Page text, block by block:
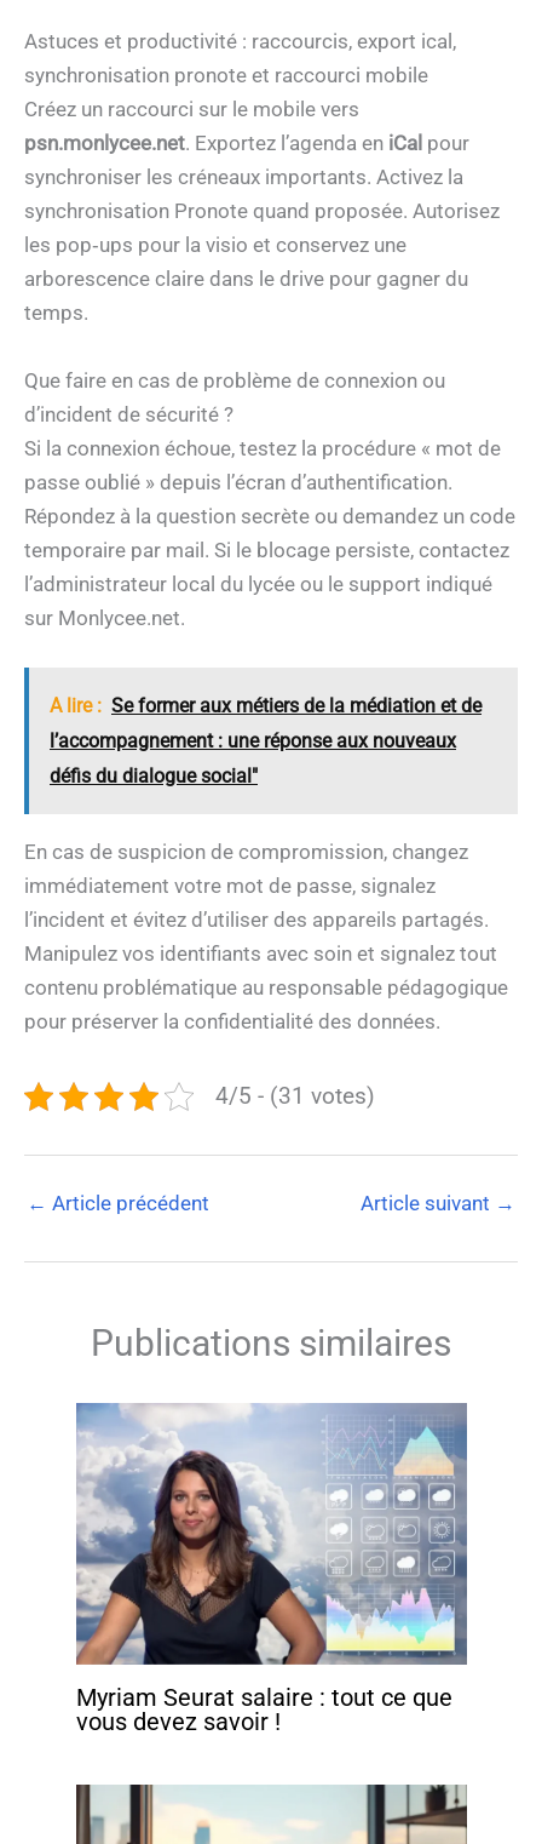
Astuces et productivité : raccourcis, export ical,
synchronisation pronote et raccourci mobile
Créez un raccourci sur le mobile vers
psn.monlycee.net. Exportez l’agenda en iCal pour
synchroniser les créneaux importants. Activez la
synchronisation Pronote quand proposée. Autorisez
les pop‑ups pour la visio et conservez une
arborescence claire dans le drive pour gagner du
temps.
Que faire en cas de problème de connexion ou
d’incident de sécurité ?
Si la connexion échoue, testez la procédure « mot de
passe oublié » depuis l’écran d’authentification.
Répondez à la question secrète ou demandez un code
temporaire par mail. Si le blocage persiste, contactez
l’administrateur local du lycée ou le support indiqué
sur Monlycee.net.
A lire : Se former aux métiers de la médiation et de
l’accompagnement : une réponse aux nouveaux
défis du dialogue social"
En cas de suspicion de compromission, changez
immédiatement votre mot de passe, signalez
l’incident et évitez d’utiliser des appareils partagés.
Manipulez vos identifiants avec soin et signalez tout
contenu problématique au responsable pédagogique
pour préserver la confidentialité des données.
4/5 - (31 votes)
← Article précédent Article suivant →
Publications similaires
Myriam Seurat salaire : tout ce que
vous devez savoir !